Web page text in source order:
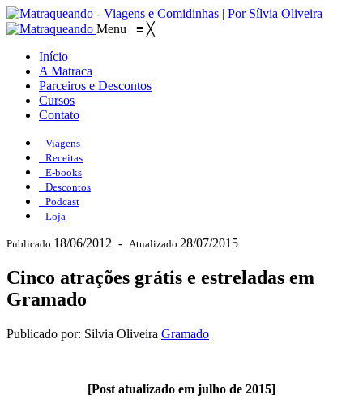
Menu ≡ ╳
Início
A Matraca
Parceiros e Descontos
Cursos
Contato
Viagens
Receitas
E-books
Descontos
Podcast
Loja
Publicado 18/06/2012 - Atualizado 28/07/2015
Cinco atrações grátis e estreladas em
Gramado
Publicado por: Silvia Oliveira Gramado
[Post atualizado em julho de 2015]